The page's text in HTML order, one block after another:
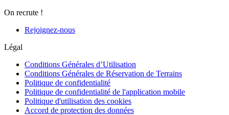
On recrute !
Rejoignez-nous
Légal
Conditions Générales d’Utilisation
Conditions Générales de Réservation de Terrains
Politique de confidentialité
Politique de confidentialité de l'application mobile
Politique d'utilisation des cookies
Accord de protection des données